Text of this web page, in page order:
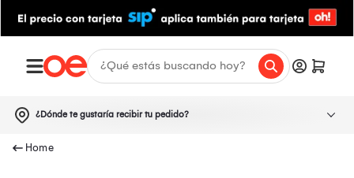
¿Dónde te gustaría recibir tu pedido?